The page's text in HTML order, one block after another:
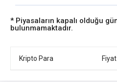
* Piyasaların kapalı olduğu
bulunmamaktadır.
Kripto Para Fiyat